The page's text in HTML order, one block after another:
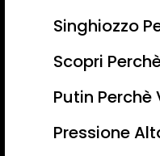
Singhiozzo
Scopri
Putin Perchè
Pressione